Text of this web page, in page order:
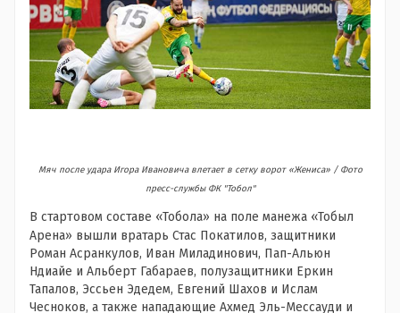
Мяч после удара Игора Ивановича влетает в сетку ворот «Жениса» / Фото
пресс-службы ФК "Тобол"
В стартовом составе «Тобола» на поле манежа «Тобыл
Арена» вышли вратарь Стас Покатилов, защитники
Роман Асранкулов, Иван Миладинович, Пап-Альюн
Ндиайе и Альберт Габараев, полузащитники Еркин
Тапалов, Эссьен Эдедем, Евгений Шахов и Ислам
Чесноков, а также нападающие Ахмед Эль-Мессауди и